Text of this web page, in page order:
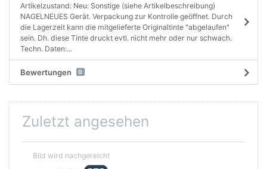
Artikelzustand: Neu: Sonstige (siehe Artikelbeschreibung)
NAGELNEUES Gerät. Verpackung zur Kontrolle geöffnet. Durch
die Lagerzeit kann die mitgelieferte Originaltinte "abgelaufen"
sein. Dh. diese Tinte druckt evtl. nicht mehr oder nur schwach.
Techn. Daten:...
Bewertungen 0
Zuletzt angesehen